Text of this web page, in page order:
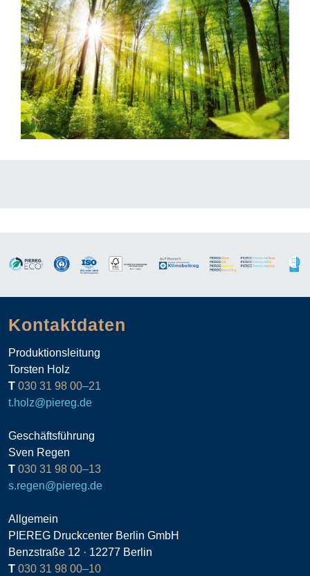
Kontaktdaten
Produktionsleitung
Torsten Holz
T 030 31 98 00–21
t.holz@piereg.de
Geschäftsführung
Sven Regen
T 030 31 98 00–13
s.regen@piereg.de
Allgemein
PIEREG Druckcenter Berlin GmbH
Benzstraße 12 · 12277 Berlin
T 030 31 98 00–10